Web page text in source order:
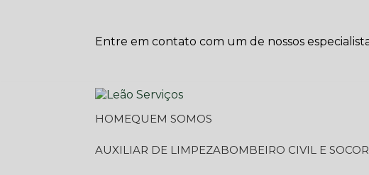
Entre em contato com um de nossos
HOME
QUEM SOMOS
AUXILIAR DE LIMPEZA
BOMBEIRO CIVIL E